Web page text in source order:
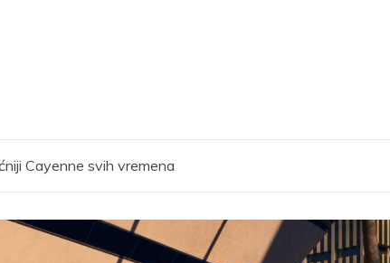
Cayenne svih vremena